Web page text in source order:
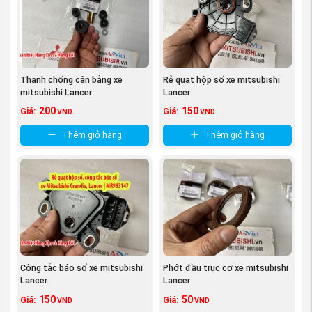
mitsubishi Lancer ở đâu? mua phụ tùng xe Mitsubishi
Lancer
ở đâu?, sợ mua phải hàng nhái, hàng kém
chất lượng, hay sản phẩm mà bạn nhận được không
xứng đáng mà túi tiền bạn bỏ ra. Thì đó là tâm lí chung
của tất cả các khách hàng khi chưa tìm được nhà cung
Nhưng khi đến với Công ty phụ tùng Mitsubishi An
Việt, các bạn yên tâm về tất cả vấn đề trên. Công ty
chúng tôi đặt chữ “Tín” lên hàng đầu, và với đội ngũ
nhân viên kinh doanh có
kinh nghiệmchuyên sâu về
hãng xe Mitsubishi Lancer
chắc chắn sẽ giúp bạn tìm
được đúng sản phẩm mà bạn cần mua.
Thanh chống cân bằng xe
mitsubishi Lancer
Giá: 200 VND
Thêm giỏ hàng
Rẻ quạt hộp số xe mitsubishi
Lancer
Giá: 150 VND
Thêm giỏ hàng
Công tắc báo số xe mitsubishi
Lancer
Giá: 150 VND
Phớt đầu trục cơ xe mitsubishi
Lancer
Giá: 50 VND